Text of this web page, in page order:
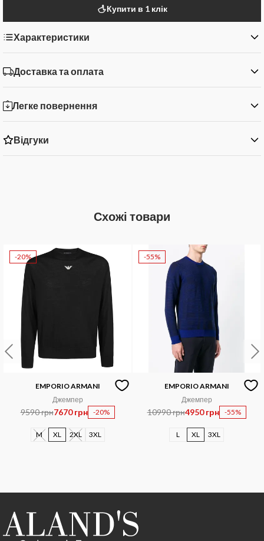
Купити в 1 клік
Характеристики
Доставка та оплата
Легке повернення
Відгуки
Схожі товари
-20%
EMPORIO ARMANI
Джемпер
9590 грн7670 грн -20%
M XL 2XL 3XL
-55%
EMPORIO ARMANI
Джемпер
10990 грн4950 грн -55%
L XL 3XL